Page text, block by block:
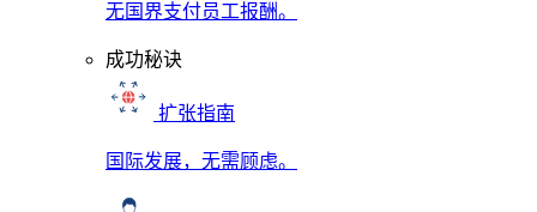
无国界支付员工报酬。
成功秘诀
扩张指南
国际发展，无需顾虑。